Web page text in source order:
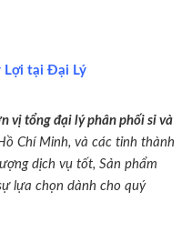
Lợi tại Đại Lý
vị tổng đại lý phân phối sỉ và
Chí Minh, và các tỉnh thành
dịch vụ tốt, Sản phẩm
lựa chọn dành cho quý